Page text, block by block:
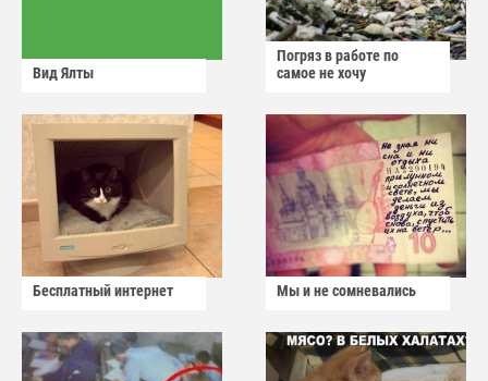
Вид Ялты
Погряз в работе по
самое не хочу
Бесплатный интернет Мы и не сомневались